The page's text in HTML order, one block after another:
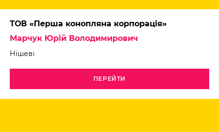
ТОВ «Перша конопляна корпорація»
Марчук Юрій Володимирович
Нішеві
ПЕРЕЙТИ